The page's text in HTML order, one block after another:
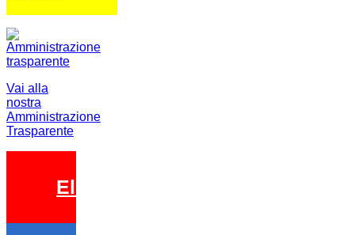
Vai alla
nostra
Amministrazione
Trasparente
Elezioni 2026